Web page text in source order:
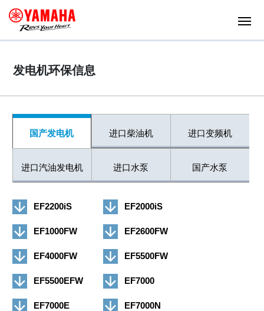
发电机环保信息
国产发电机 进口柴油机 进口变频机
进口汽油发电机 进口水泵 国产水泵
EF2200iS EF2000iS
EF1000FW EF2600FW
EF4000FW EF5500FW
EF5500EFW EF7000
EF7000E EF7000N